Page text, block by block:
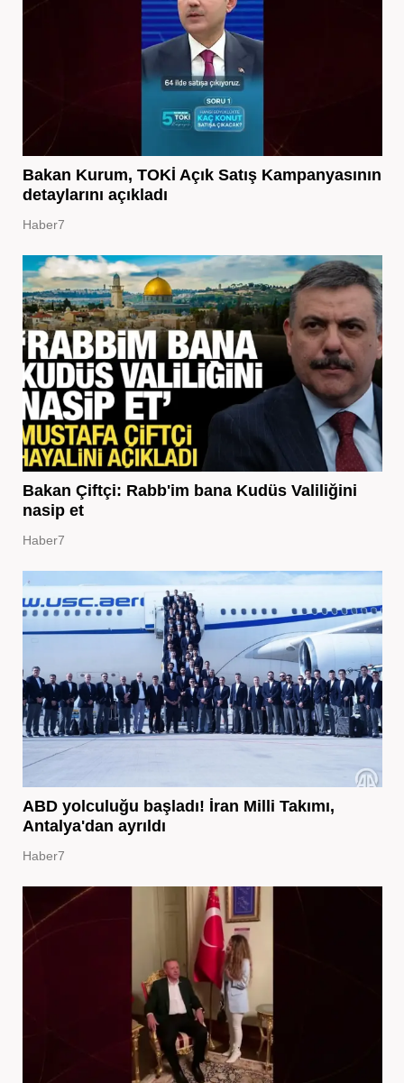
Bakan Kurum, TOKİ Açık Satış Kampanyasının
detaylarını açıkladı
Haber7
Bakan Çiftçi: Rabb'im bana Kudüs Valiliğini
nasip et
Haber7
ABD yolculuğu başladı! İran Milli Takımı,
Antalya'dan ayrıldı
Haber7